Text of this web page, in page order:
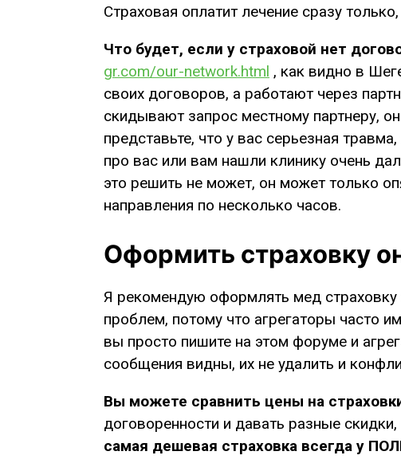
Страховая оплатит лечение сразу
Что будет, если у страховой нет
gr.com/our-network.html , как видно в
своих договоров, а работают через
скидывают запрос местному партнеру,
представьте, что у вас серьезная
про вас или вам нашли клинику очень
это решить не может, он может только
направления по несколько часов.
Оформить страховку
Я рекомендую оформлять мед страховку
проблем, потому что агрегаторы часто
вы просто пишите на этом форуме и
сообщения видны, их не удалить и
Вы можете сравнить цены на
договоренности и давать разные
самая дешевая страховка всегда у